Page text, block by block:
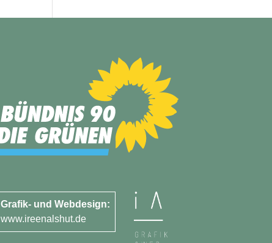
Grafik- und Webdesign:
www.ireenalshut.de